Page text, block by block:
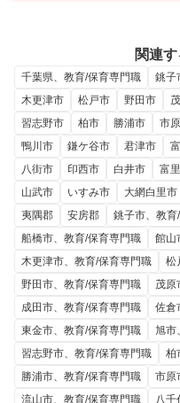
関連
千葉県、教育/保育専門職 銚子
木更津市
松戸市 野田市
習志野市
柏市 勝浦市 市
鴨川市
鎌ケ谷市 君津市
八街市
印西市 白井市 富
山武市
いすみ市 大網白里市
夷隅郡
安房郡 銚子市、教
船橋市、教育/保育専門職
館山
木更津市、教育/保育専門職
松
野田市、教育/保育専門職
茂原
成田市、教育/保育専門職
佐倉
東金市、教育/保育専門職
旭市
習志野市、教育/保育専門職
柏
勝浦市、教育/保育専門職
市原
流山市、教育/保育専門職
八千